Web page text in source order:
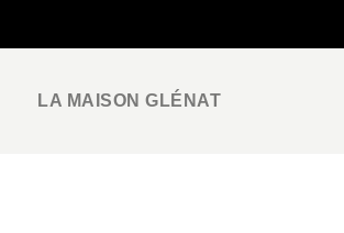
LA MAISON GLÉNAT